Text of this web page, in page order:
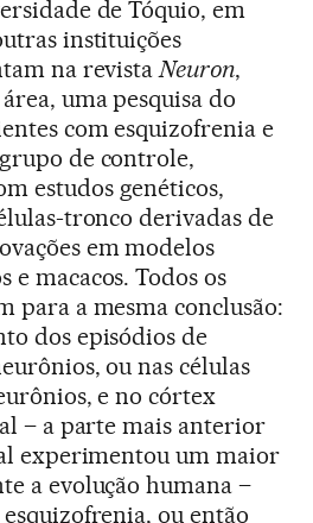
de Tóquio, em
instituições
na revistaNeuron,
uma pesquisa do
com esquizofrenia e
de controle,
estudos genéticos,
tronco derivadas de
em modelos
e macacos. Todos os
para a mesma conclusão:
dos episódios de
ou nas células
e no córtex
– a parte mais anterior
experimentou um maior
a evolução humana –
ou então